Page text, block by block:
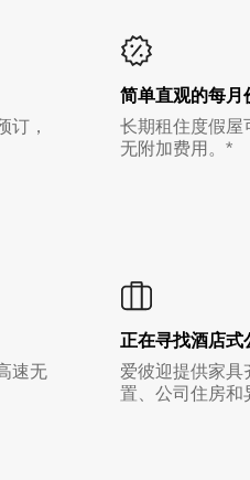
订，
简单直观的每月
长期租住度假屋
无附加费用。*
速无
正在寻找酒店式
爱彼迎提供家具
置、公司住房和